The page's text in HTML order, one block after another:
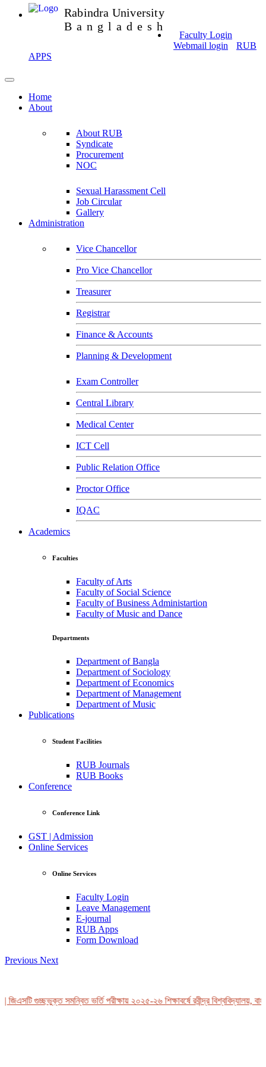
Rabindra University
Bangladesh
Faculty Login
Webmail login
RUB
APPS
Home
About
About RUB
Syndicate
Procurement
NOC
Sexual Harassment Cell
Job Circular
Gallery
Administration
Vice Chancellor
Pro Vice Chancellor
Treasurer
Registrar
Finance & Accounts
Planning & Development
Exam Controller
Central Library
Medical Center
ICT Cell
Public Relation Office
Proctor Office
IQAC
Academics
Faculties
Faculty of Arts
Faculty of Social Science
Faculty of Business Administartion
Faculty of Music and Dance
Departments
Department of Bangla
Department of Sociology
Department of Economics
Department of Management
Department of Music
Publications
Student Facilities
RUB Journals
RUB Books
Conference
Conference Link
GST | Admission
Online Services
Online Services
Faculty Login
Leave Management
E-journal
RUB Apps
Form Download
Previous Next
গুচ্ছভুক্ত সমন্বিত ভর্তি পরীক্ষায় ২০২৫-২৬ শিক্ষাবর্ষে রবীন্দ্র বিশ্ববিদ্যালয়,